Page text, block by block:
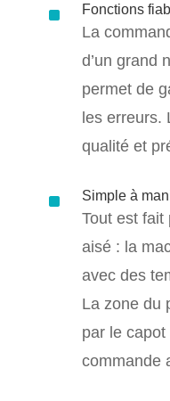
^ Fonctions
La
d’un grand
permet de
les erreurs.
qualité et
^ Simple à
Tout est fait
aisé : la
avec des
La zone du
par le
commande